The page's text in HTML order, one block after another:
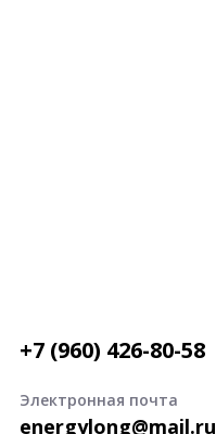
+7 (960) 426-80-58
Электронная почта
energylong@mail.ru